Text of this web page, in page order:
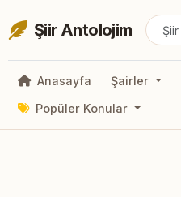
Şiir Antolojim
Anasayfa Şairler
Popüler Konular